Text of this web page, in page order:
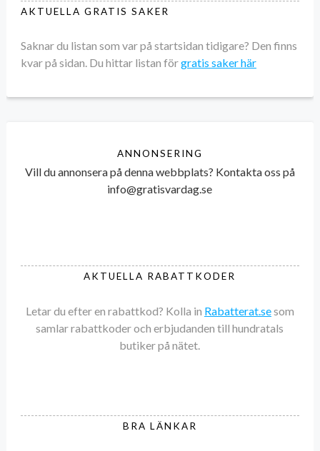
AKTUELLA GRATIS SAKER
Saknar du listan som var på startsidan tidigare? Den finns
kvar på sidan. Du hittar listan förgratis saker här
ANNONSERING
Vill du annonsera på denna webbplats? Kontakta oss på
info@gratisvardag.se
AKTUELLA RABATTKODER
Letar du efter en rabattkod? Kolla in Rabatterat.sesom
samlar rabattkoder och erbjudanden till hundratals
butiker på nätet.
BRA LÄNKAR